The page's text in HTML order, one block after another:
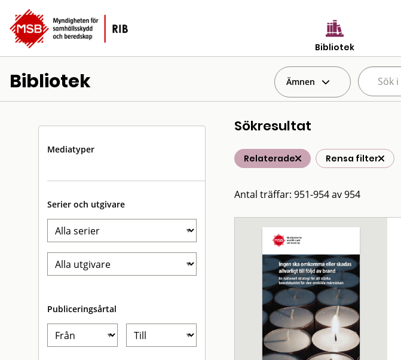
Bibliotek
Bibliotek Ämnen
Mediatyper
Serier och utgivare
Publiceringsårtal
Sökresultat
Relaterade Rensa filter
Antal träffar: 951-954 av 954